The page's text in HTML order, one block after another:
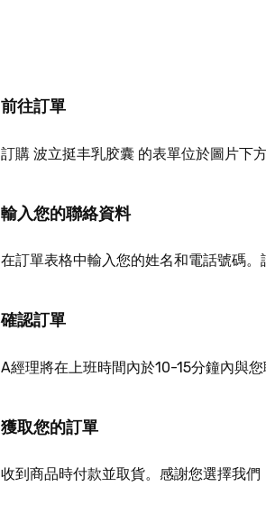
前往訂單
訂購 波立挺丰乳胶囊 的表單位於圖片下
輸入您的聯絡資料
在訂單表格中輸入您的姓名和電話號碼。
確認訂單
A經理將在上班時間內於10-15分鐘內與
獲取您的訂單
收到商品時付款並取貨。感謝您選擇我們